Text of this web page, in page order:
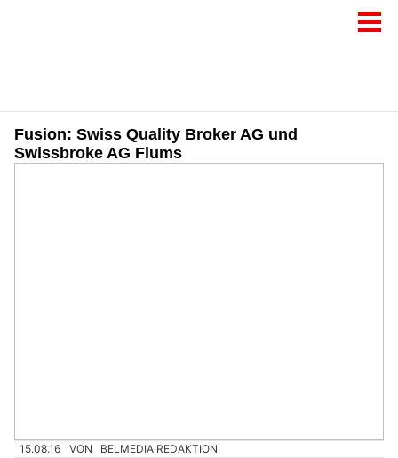
Fusion: Swiss Quality Broker AG und
Swissbroke AG Flums
15.08.16 VON BELMEDIA REDAKTION